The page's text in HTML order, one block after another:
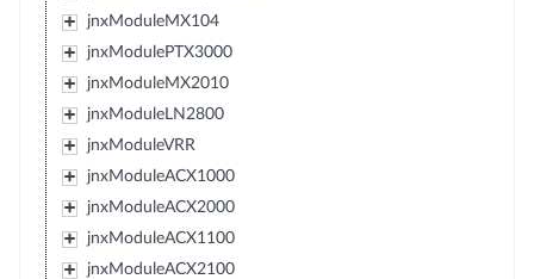
jnxModuleMX104
jnxModulePTX3000
jnxModuleMX2010
jnxModuleLN2800
jnxModuleVRR
jnxModuleACX1000
jnxModuleACX2000
jnxModuleACX1100
jnxModuleACX2100